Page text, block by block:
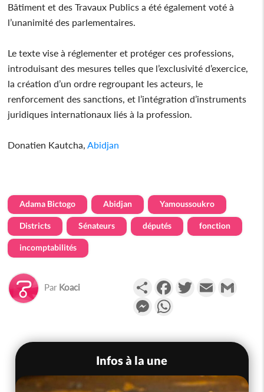
Bâtiment et des Travaux Publics a été également voté à
l’unanimité des parlementaires.
Le texte vise à réglementer et protéger ces professions,
introduisant des mesures telles que l’exclusivité d’exercice,
la création d’un ordre regroupant les acteurs, le
renforcement des sanctions, et l’intégration d’instruments
juridiques internationaux liés à la profession.
Donatien Kautcha,Abidjan
Adama Bictogo Abidjan Yamoussoukro
Districts Sénateurs députés fonction
incomptabilités
Par Koaci PartagerFacebookTwitterEmail
Messenger
Infos à la une